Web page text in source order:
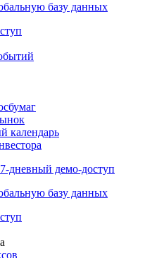
CDS
7-дневный
базу данных
7-дневный
базу данных